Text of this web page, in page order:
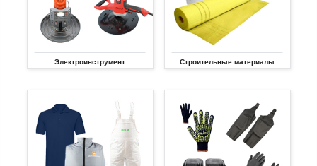
Электроинструмент Строительные материалы